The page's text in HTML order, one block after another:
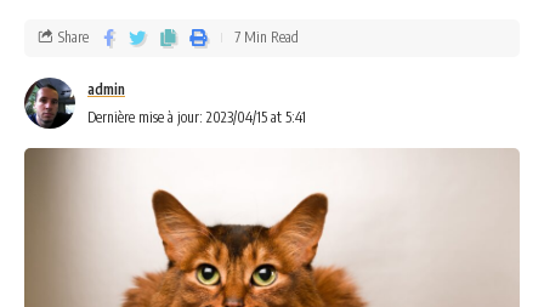
admin
Dernière mise à jour: 2023/04/15 at 5:41
Share 7 Min Read